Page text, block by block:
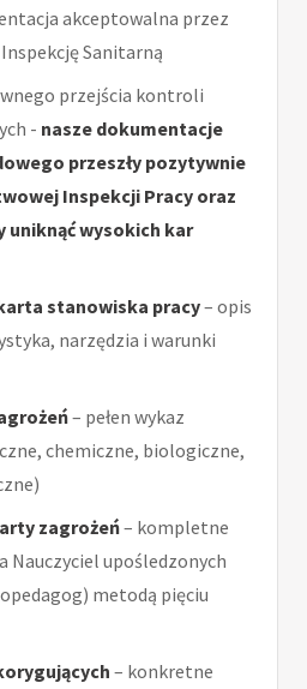
akceptowalna przez
Sanitarną
przejścia kontroli
- nasze dokumentacje
przeszły pozytywnie
Inspekcji Pracy oraz
uniknąć wysokich kar
stanowiska pracy– opis
narzędzia i warunki
– pełen wykaz
chemiczne, biologiczne,
zagrożeń– kompletne
Nauczyciel upośledzonych
metodą pięciu
– konkretne